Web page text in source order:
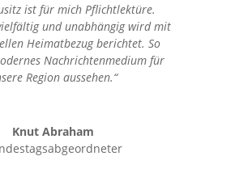
ist für mich Pflichtlektüre.
und unabhängig wird mit
Heimatbezug berichtet. So
Nachrichtenmedium für
Region aussehen.“
Knut Abraham